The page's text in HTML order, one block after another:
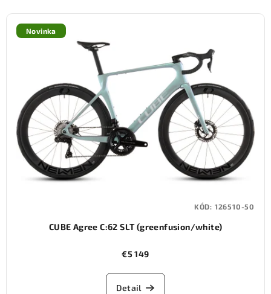
Novinka
CUBE Agree C:62 SLT (greenfusion/white)
€5 149
Detail
KÓD: 126510-50